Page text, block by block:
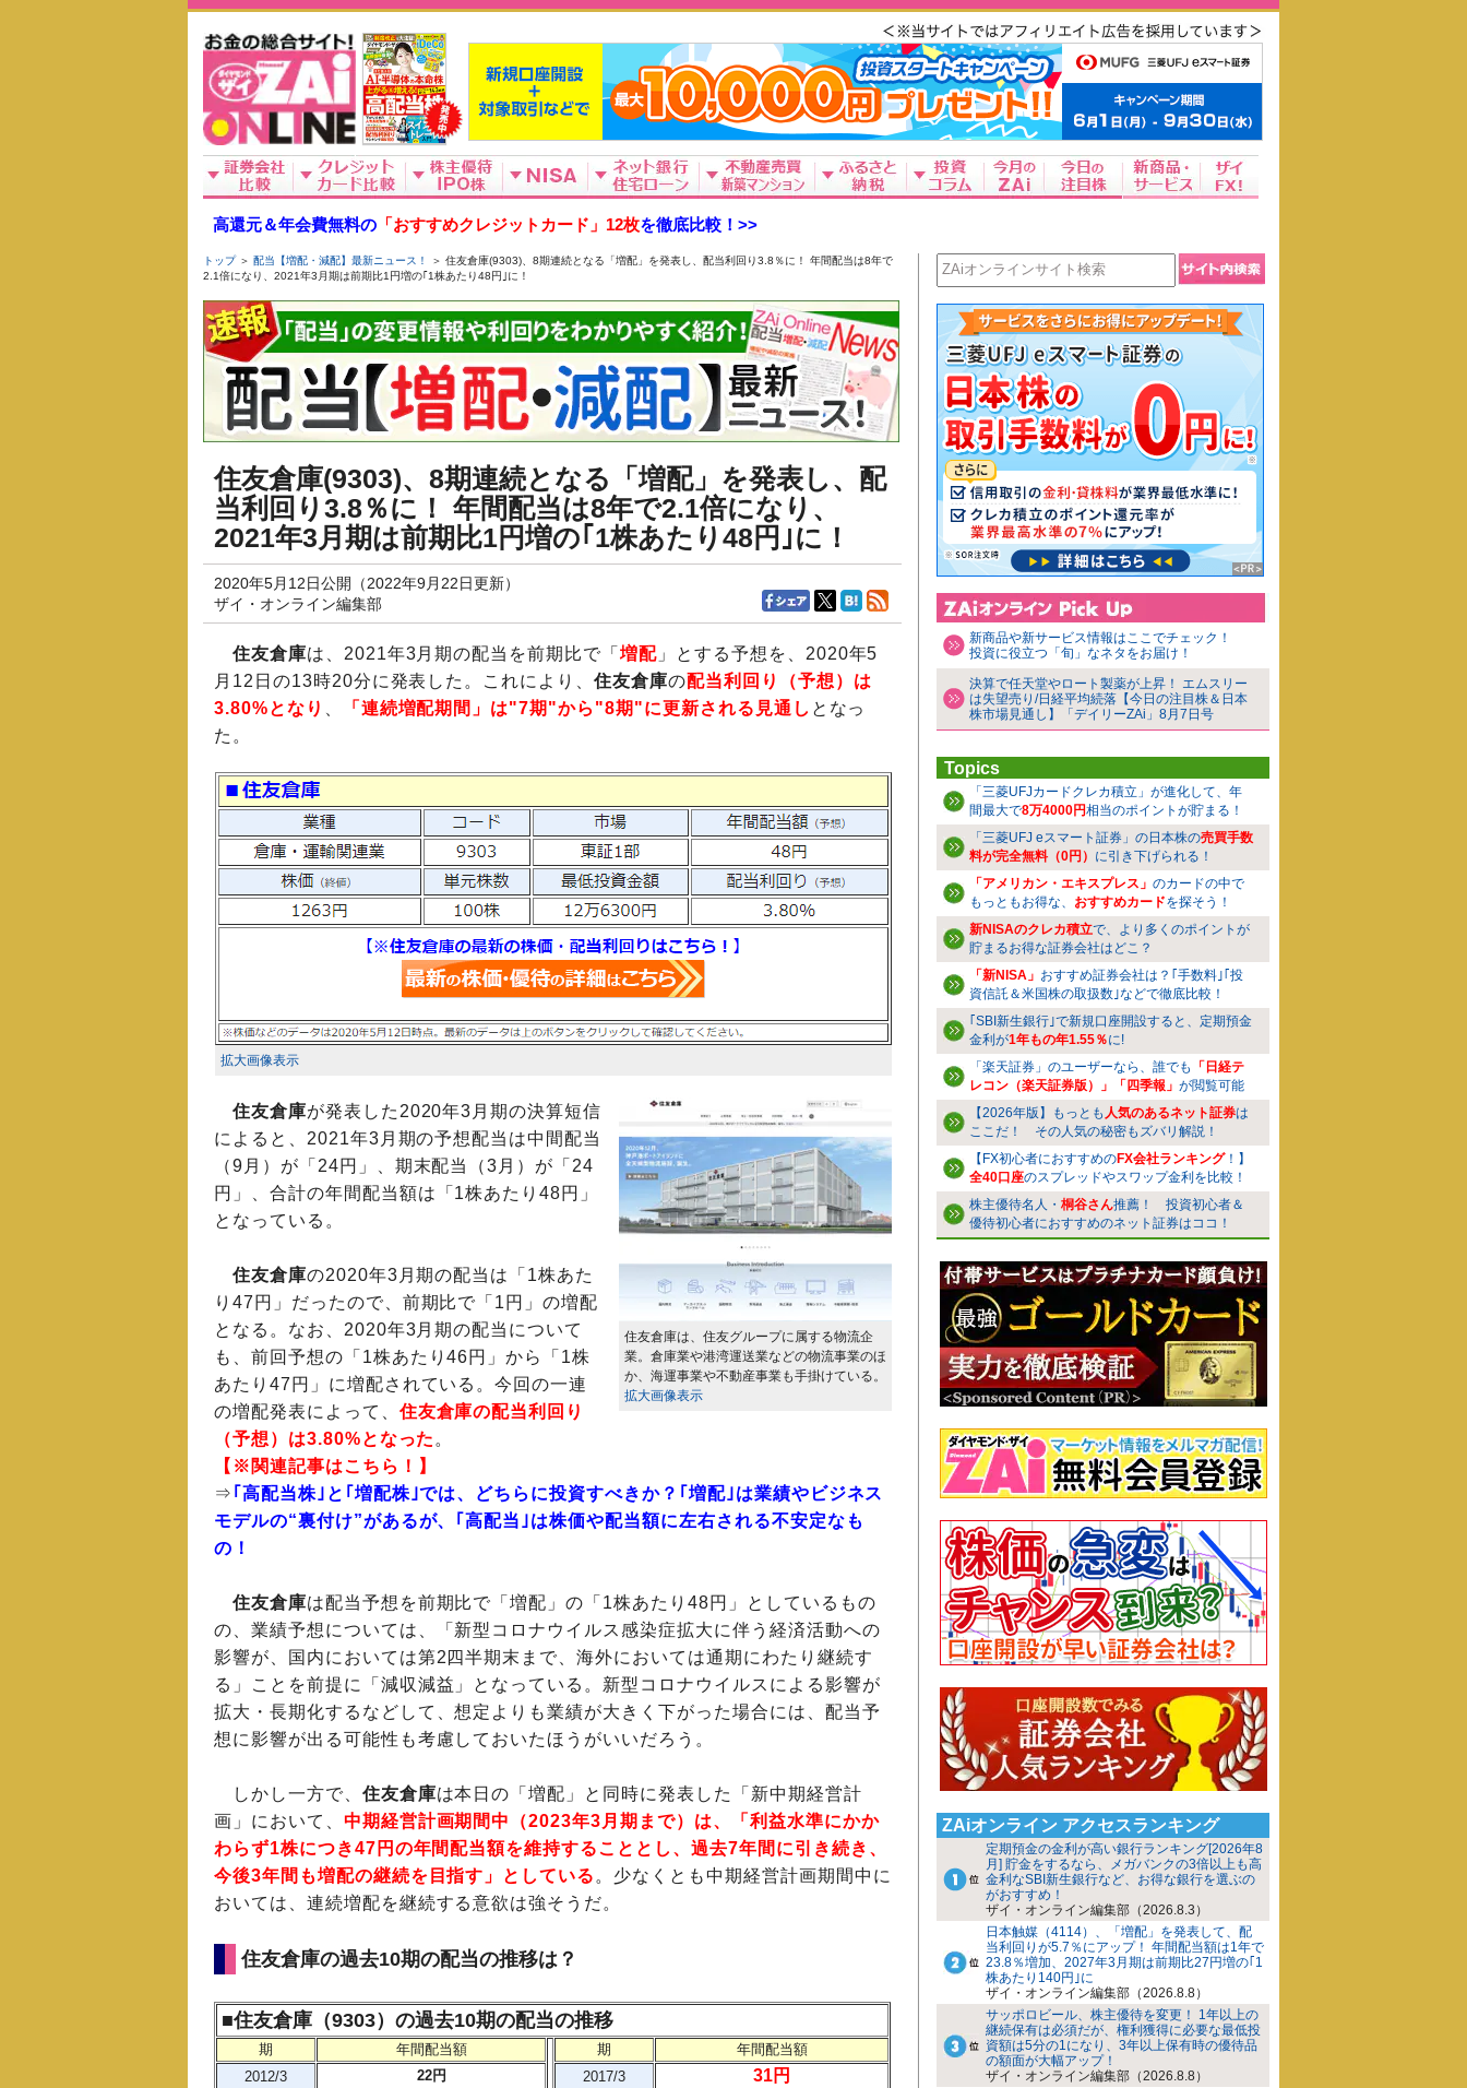
高還元＆年会費無料の 「おすすめクレジットカード」12枚を徹底比較！>>
トップ＞ 配当【増配・減配】最新ニュース！
＞ 住友倉庫(9303)、8期連続となる「増配」を発表し、配当利回り3.8％に！ 年間配当は8年で
2.1倍になり、2021年3月期は前期比1円増の｢1株あたり48円｣に！
住友倉庫(9303)、8期連続となる「増配」を発表し、配
当利回り3.8％に！ 年間配当は8年で2.1倍になり、
2021年3月期は前期比1円増の｢1株あたり48円｣に！
2020年5月12日公開（2022年9月22日更新）
ザイ・オンライン編集部
住友倉庫は、2021年3月期の配当を前期比で「増配」とする予想を、2020年5
月12日の13時20分に発表した。これにより、住友倉庫の配当利回り（予想）は
3.80%となり
「連続増配期間」は"7期"から"8期"に更新される見通し となっ
た。
拡大画像表示
住友倉庫は、住友グループに属する物流企
業。倉庫業や港湾運送業などの物流事業のほ
か、海運事業や不動産事業も手掛けている。
拡大画像表示
住友倉庫が発表した2020年3月期の決算短信
によると、2021年3月期の予想配当は中間配当
（9月）が「24円」、期末配当（3月）が「24
円」、合計の年間配当額は「1株あたり48円」
となっている。
住友倉庫の2020年3月期の配当は「1株あた
り47円」だったので、前期比で「1円」の増配
となる。なお、2020年3月期の配当について
も、前回予想の「1株あたり46円」から「1株
あたり47円」に増配されている。今回の一連
の増配発表によって、 住友倉庫の配当利回り
（予想）は3.80%となった 。
【※関連記事はこちら！】
⇒ ｢高配当株｣と｢増配株｣では、どちらに投資すべきか？｢増配｣は業績やビジネス
モデルの“裏付け”があるが、｢高配当｣は株価や配当額に左右される不安定なも
の！
住友倉庫は配当予想を前期比で「増配」の「1株あたり48円」としているもの
の、業績予想については、「新型コロナウイルス感染症拡大に伴う経済活動への
影響が、国内においては第2四半期末まで、海外においては通期にわたり継続す
る」ことを前提に「減収減益」となっている。新型コロナウイルスによる影響が
拡大・長期化するなどして、想定よりも業績が大きく下がった場合には、配当予
想に影響が出る可能性も考慮しておいたほうがいいだろう。
しかし一方で、 住友倉庫は本日の「増配」と同時に発表した「新中期経営計
画」において、 中期経営計画期間中（2023年3月期まで）は、「利益水準にかか
わらず1株につき47円の年間配当額を維持することとし、過去7年間に引き続き、
今後3年間も増配の継続を目指す」としている 。少なくとも中期経営計画期間中に
おいては、連続増配を継続する意欲は強そうだ。
住友倉庫の過去10期の配当の推移は？
■住友倉庫（9303）の過去10期の配当の推移
期 年間配当額 期
年間配当額
2012/3
22円 2017/3 31円
新商品や新サービス情報はここでチェック！
投資に役立つ「旬」なネタをお届け！
決算で任天堂やロート製薬が上昇！ エムスリー
は失望売り/日経平均続落【今日の注目株＆日本
株市場見通し】「デイリーZAi」8月7日号
Topics
「三菱UFJカードクレカ積立」が進化して、年
間最大で8万4000円相当のポイントが貯まる！
「三菱UFJ eスマート証券」の日本株の売買手数
料が完全無料（0円） に引き下げられる！
「アメリカン・エキスプレス」 のカードの中で
もっともお得な、 おすすめカードを探そう！
新NISAのクレカ積立で、より多くのポイントが
貯まるお得な証券会社はどこ？
「新NISA」 おすすめ証券会社は？｢手数料｣｢投
資信託＆米国株の取扱数｣などで徹底比較！
｢SBI新生銀行｣で新規口座開設すると、定期預金
金利が1年もの年1.55％に!
「楽天証券」のユーザーなら、誰でも
「日経テ
レコン（楽天証券版）」「四季報」 が閲覧可能
【2026年版】もっとも 人気のあるネット証券は
ここだ！ その人気の秘密もズバリ解説！
【FX初心者におすすめのFX会社ランキング！】
全40口座のスプレッドやスワップ金利を比較！
株主優待名人・ 桐谷さん推薦！ 投資初心者＆
優待初心者におすすめのネット証券はココ！
ZAiオンライン アクセスランキング
定期預金の金利が高い銀行ランキング[2026年8
月] 貯金をするなら、メガバンクの3倍以上も高
金利なSBI新生銀行など、お得な銀行を選ぶの
がおすすめ！
ザイ・オンライン編集部（2026.8.3）
日本触媒（4114）、「増配」を発表して、配
当利回りが5.7％にアップ！ 年間配当額は1年で
23.8％増加、2027年3月期は前期比27円増の｢1
株あたり140円｣に
ザイ・オンライン編集部（2026.8.8）
サッポロビール、株主優待を変更！ 1年以上の
継続保有は必須だが、権利獲得に必要な最低投
資額は5分の1になり、3年以上保有時の優待品
の額面が大幅アップ！
ザイ・オンライン編集部（2026.8.8）